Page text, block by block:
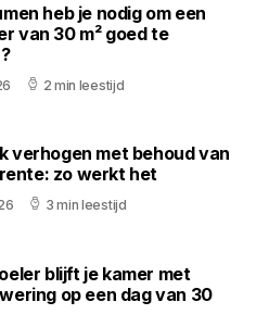
heb je nodig om een
van 30 m² goed te
2 min leestijd
verhogen met behoud van
zo werkt het
3 min leestijd
blijft je kamer met
op een dag van 30